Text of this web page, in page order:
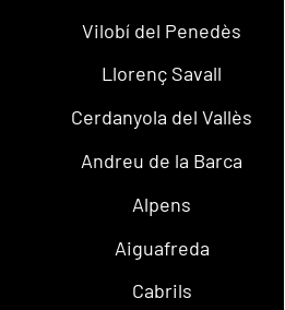
Vilobí del Penedès
Llorenç Savall
Cerdanyola del Vallès
Andreu de la Barca
Alpens
Aiguafreda
Cabrils